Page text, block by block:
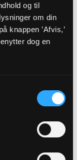
og til
om din
knappen ’Afvis,’
dog en